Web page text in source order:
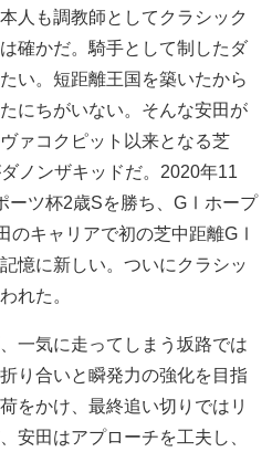
人も調教師としてクラシック
確かだ。騎手として制したダ
い。短距離王国を築いたから
にちがいない。そんな安田が
ァコクピット以来となる芝
ノンザキッドだ。2020年11
ーツ杯2歳Sを勝ち、GⅠホープ
のキャリアで初の芝中距離GⅠ
憶に新しい。ついにクラシッ
れた。
一気に走ってしまう坂路では
り合いと瞬発力の強化を目指
をかけ、最終追い切りではリ
安田はアプローチを工夫し、